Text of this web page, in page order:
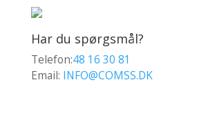
Har du spørgsmål?
Telefon:48 16 30 81
Email: INFO@COMSS.DK